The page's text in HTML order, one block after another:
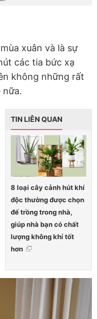
xuân và là sự
các tia bức xạ
không những rất
nữa.
TIN LIÊN QUAN
8 loại cây cảnh hút khí
độc thường được chọn
để trồng trong nhà,
giúp nhà bạn có chất
lượng không khí tốt
hơn